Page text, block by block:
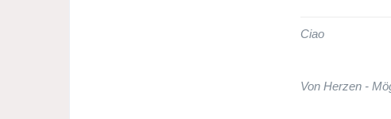
Ciao
Von Herzen -